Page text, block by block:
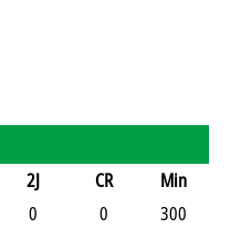
2J CR
Min
0 0
300